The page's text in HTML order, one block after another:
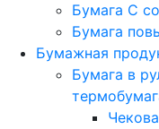
Бумага C
Бумага
Бумажная
Бумага в